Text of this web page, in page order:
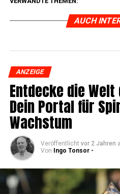
AUCH
ANZEIGE
Ent­de­cke die
Dein Por­tal für
Wachstum
Veröffentlicht vor 2 Jahren
Von
Ingo Tonsor -